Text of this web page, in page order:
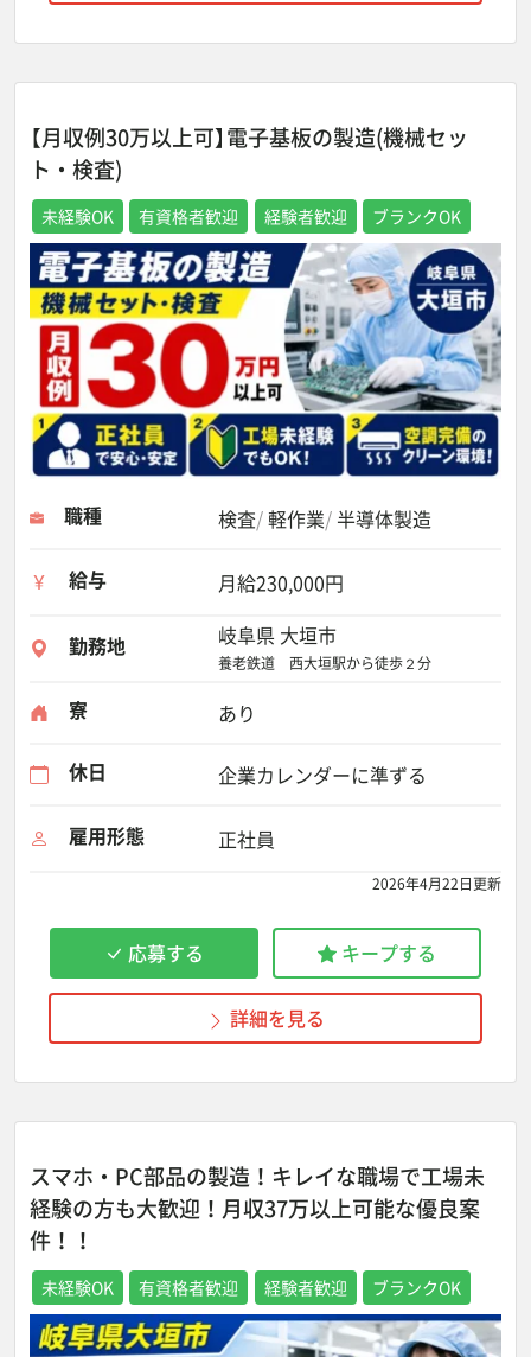
【月収例30万以上可】電子基板の製造(機械セッ
ト・検査)
未経験OK 有資格者歓迎 経験者歓迎 ブランクOK
職種 検査 軽作業 半導体製造
給与 月給230,000円
勤務地 岐阜県 大垣市
養老鉄道 西大垣駅から徒歩２分
寮 あり
休日 企業カレンダーに準ずる
雇用形態 正社員
2026年4月22日更新
応募する キープする
詳細を見る
スマホ・PC部品の製造！キレイな職場で工場未
経験の方も大歓迎！月収37万以上可能な優良案
件！！
未経験OK 有資格者歓迎 経験者歓迎 ブランクOK